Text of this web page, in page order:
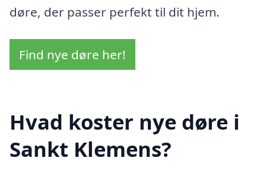
døre, der passer perfekt til dit hjem.
Find nye døre her!
Hvad koster nye døre i
Sankt Klemens?